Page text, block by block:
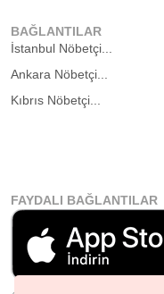
BAĞLANTILAR
İstanbul Nöbetçi...
Ankara Nöbetçi...
Kıbrıs Nöbetçi...
FAYDALI BAĞLANTILAR